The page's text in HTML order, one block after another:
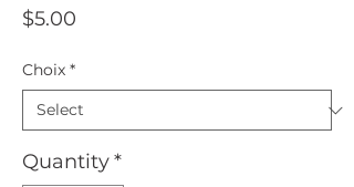
$5.00
Choix *
Quantity*